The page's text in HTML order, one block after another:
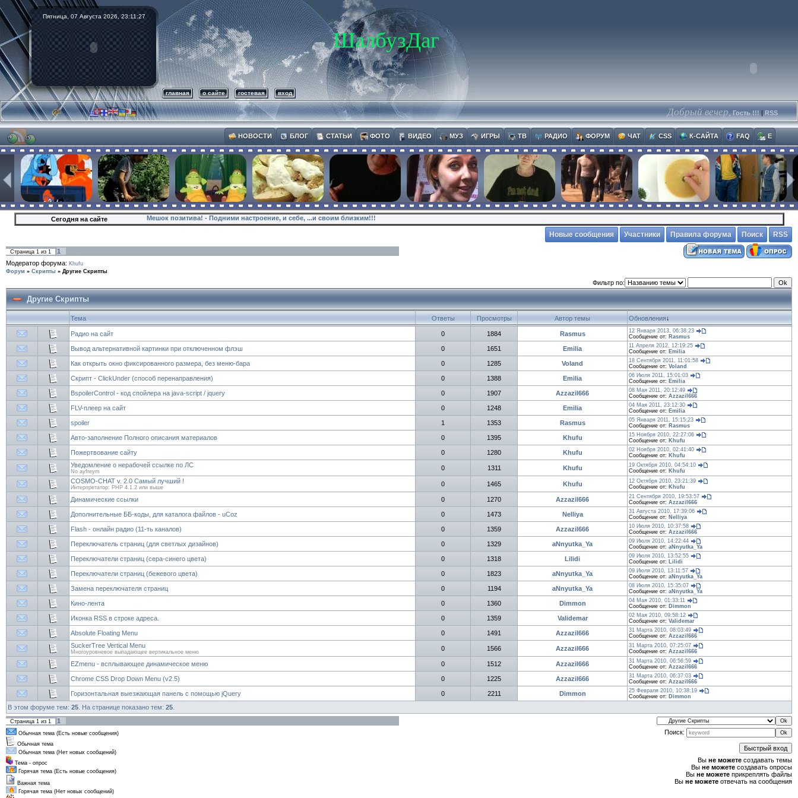
Пятница, 07 Августа 2026, 23:11:27
ШалбузДаг
главная о сайте гостевая вход
Добрый вечер, Гость !!! | RSS
НОВОСТИ БЛОГ СТАТЬИ ФОТО ВИДЕО МУЗ ИГРЫ ТВ РАДИО ФОРУМ ЧАТ CSS К-САЙТА FAQ E
Сегодня на сайте
Мешок позитива! - Подними настроение, и себе, ...и своим близким!!!
Совсем скоро..., Новый 2012 год !!!
Новые сообщения Участники Правила форума Поиск RSS
Страница 1 из 1
1
Модератор форума: Khufu
Форум » Скрипты » Другие Скрипты
Фильтр по:
Другие Скрипты
Тема Ответы Просмотры Автор темы Обновления↓
Радио на сайт 0 1884 Rasmus
12 Января 2013, 06:38:23
Сообщение от: Rasmus
Вывод альтернативной картинки при отключенном флэш 0 1651 Emilia
11 Апреля 2012, 12:19:25
Сообщение от: Emilia
Как открыть окно фиксированного размера, без меню-бара 0 1285 Voland
18 Сентября 2011, 11:01:58
Сообщение от: Voland
Скрипт - ClickUnder (способ перенаправления) 0 1388 Emilia
06 Июля 2011, 15:01:03
Сообщение от: Emilia
BspoilerControl - код спойлера на java-script / jquery 0 1907 Azzazil666
08 Мая 2011, 20:12:49
Сообщение от: Azzazil666
FLV-плеер на сайт 0 1248 Emilia
04 Мая 2011, 23:12:30
Сообщение от: Emilia
spoiler 1 1353 Rasmus
05 Января 2011, 15:15:23
Сообщение от: Rasmus
Авто-заполнение Полного описания материалов 0 1395 Khufu
15 Ноября 2010, 22:27:06
Сообщение от: Khufu
Пожертвование сайту 0 1280 Khufu
02 Ноября 2010, 02:41:40
Сообщение от: Khufu
Уведомление о нерабочей ссылке по ЛС
No ayfreym 0 1311 Khufu
19 Октября 2010, 04:54:10
Сообщение от: Khufu
COSMO-CHAT v. 2.0 Самый лучший !
Интерпретатор: PHP 4.1.2 или выше 0 1465 Khufu
12 Октября 2010, 23:21:39
Сообщение от: Khufu
Динамические ссылки 0 1270 Azzazil666
21 Сентября 2010, 19:53:57
Сообщение от: Azzazil666
Дополнительные ББ-коды, для каталога файлов - uCoz 0 1473 Nelliya
31 Августа 2010, 17:39:06
Сообщение от: Nelliya
Flash - онлайн радио (11-ть каналов) 0 1359 Azzazil666
10 Июля 2010, 10:37:58
Сообщение от: Azzazil666
Переключатель страниц (для светлых дизайнов) 0 1329 aNnyutka_Ya
09 Июля 2010, 14:22:44
Сообщение от: aNnyutka_Ya
Переключатели страниц (сера-синего цвета) 0 1318 Lilidi
09 Июля 2010, 13:52:55
Сообщение от: Lilidi
Переключатели страниц (бежевого цвета) 0 1823 aNnyutka_Ya
09 Июля 2010, 13:11:57
Сообщение от: aNnyutka_Ya
Замена переключателя страниц 0 1194 aNnyutka_Ya
08 Июля 2010, 15:35:07
Сообщение от: aNnyutka_Ya
Кино-лента 0 1360 Dimmon
04 Мая 2010, 01:33:11
Сообщение от: Dimmon
Иконка RSS в строке адреса. 0 1359 Validemar
02 Мая 2010, 09:58:12
Сообщение от: Validemar
Absolute Floating Menu 0 1491 Azzazil666
31 Марта 2010, 08:03:49
Сообщение от: Azzazil666
SuckerTree Vertical Menu
Многоуровневое выпадающее вертикальное меню 0 1566 Azzazil666
31 Марта 2010, 07:25:07
Сообщение от: Azzazil666
EZmenu - всплывающее динамическое меню 0 1512 Azzazil666
31 Марта 2010, 06:56:59
Сообщение от: Azzazil666
Chrome CSS Drop Down Menu (v2.5) 0 1225 Azzazil666
31 Марта 2010, 06:37:03
Сообщение от: Azzazil666
Горизонтальная выезжающая панель с помощью jQuery 0 2211 Dimmon
25 Февраля 2010, 10:38:19
Сообщение от: Dimmon
В этом форуме тем: 25 . На странице показано тем: 25
Страница 1 из 1 1
Обычная тема (Есть новые сообщения)
Обычная тема
Обычная тема (Нет новых сообщений)
Тема - опрос
Горячая тема (Есть новые сообщения)
Важная тема
Горячая тема (Нет новых сообщений)
Поиск:
Вы не можете создавать темы
Вы не можете создавать опросы
Вы не можете прикреплять файлы
Вы не можете отвечать на сообщения